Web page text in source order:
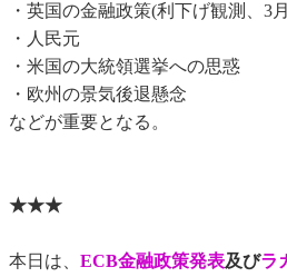
・英国の金融政策(利下げ観測、3
・人民元
・米国の大統領選挙への思惑
・欧州の景気後退懸念
などが重要となる。
★★★
本日は、 ECB金融政策発表及びラ